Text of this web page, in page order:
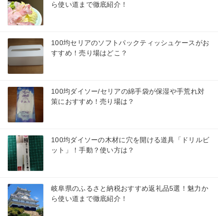
ら使い道まで徹底紹介！
100均セリアのソフトパックティッシュケースがお
すすめ！売り場はどこ？
100均ダイソー/セリアの綿手袋が保湿や手荒れ対
策におすすめ！売り場は？
100均ダイソーの木材に穴を開ける道具「ドリルビ
ット」！手動？使い方は？
岐阜県のふるさと納税おすすめ返礼品5選！魅力か
ら使い道まで徹底紹介！